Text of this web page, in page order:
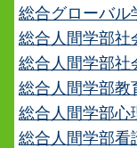
総合グローバル
総合人間学部社
総合人間学部社
総合人間学部教
総合人間学部心
総合人間学部看